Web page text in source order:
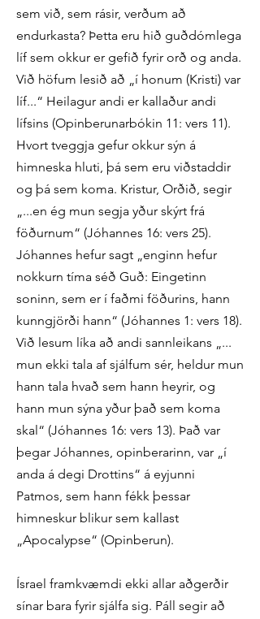
sem við, sem rásir, verðum að
endurkasta? Þetta eru hið guðdómlega
líf sem okkur er gefið fyrir orð og anda.
Við höfum lesið að „í honum (Kristi) var
líf...“ Heilagur andi er kallaður andi
lífsins (Opinberunarbókin 11: vers 11).
Hvort tveggja gefur okkur sýn á
himneska hluti, þá sem eru viðstaddir
og þá sem koma. Kristur, Orðið, segir
„...en ég mun segja yður skýrt frá
föðurnum“ (Jóhannes 16: vers 25).
Jóhannes hefur sagt „enginn hefur
nokkurn tíma séð Guð: Eingetinn
soninn, sem er í faðmi föðurins, hann
kunngjörði hann“ (Jóhannes 1: vers 18).
Við lesum líka að andi sannleikans „...
mun ekki tala af sjálfum sér, heldur mun
hann tala hvað sem hann heyrir, og
hann mun sýna yður það sem koma
skal“ (Jóhannes 16: vers 13). Það var
þegar Jóhannes, opinberarinn, var „í
anda á degi Drottins“ á eyjunni
Patmos, sem hann fékk þessar
himneskur blikur sem kallast
„Apocalypse“ (Opinberun).
Ísrael framkvæmdi ekki allar aðgerðir
sínar bara fyrir sjálfa sig. Páll segir að